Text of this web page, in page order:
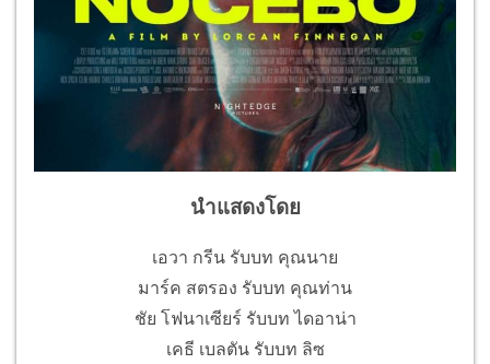
นำแสดงโดย
เอวา กรีน รับบท คุณนาย
มาร์ค สตรอง รับบท คุณท่าน
ชัย โฟนาเซียร์ รับบท ไดอาน่า
เคธี เบลตัน รับบท ลิซ